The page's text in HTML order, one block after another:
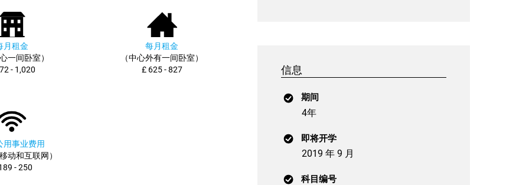
月租金
一间卧室）
- 1,020
每月租金
（中心外有一间卧室）
£ 625 - 827
用事业费用
动和互联网）
- 250
信息
期间
4年
即将开学
2019 年 9 月
科目编号